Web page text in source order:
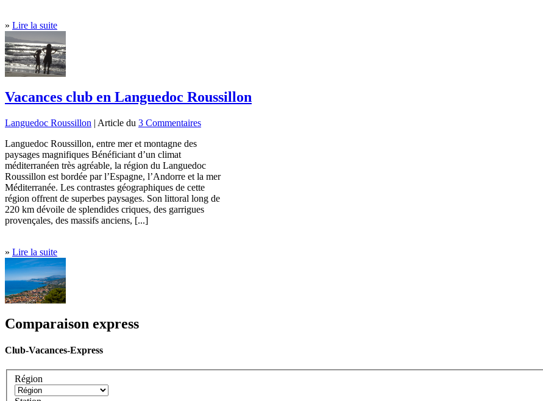
» Lire la suite
Vacances club en Languedoc Roussillon
Languedoc Roussillon | Article du 3 Commentaires
Languedoc Roussillon, entre mer et montagne des
paysages magnifiques Bénéficiant d’un climat
méditerranéen très agréable, la région du Languedoc
Roussillon est bordée par l’Espagne, l’Andorre et la mer
Méditerranée. Les contrastes géographiques de cette
région offrent de superbes paysages. Son littoral long de
220 km dévoile de splendides criques, des garrigues
provençales, des massifs anciens, [...]
» Lire la suite
Comparaison express
Club-Vacances-Express
Région